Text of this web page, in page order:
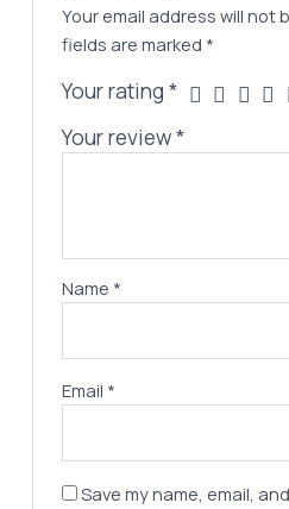
Your email address will not
fields are marked *
Your rating*
Your review*
Name *
Email *
Save my name, email,